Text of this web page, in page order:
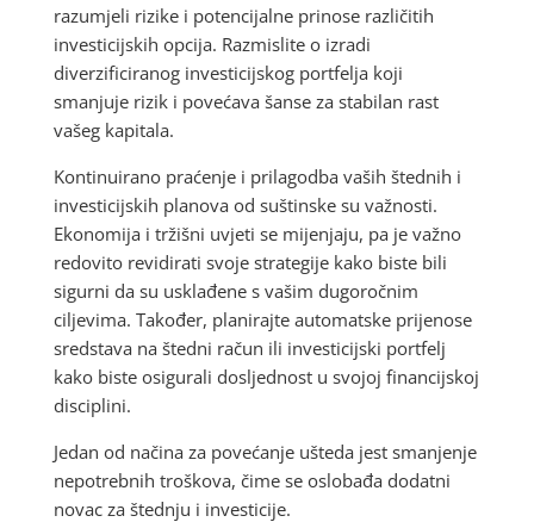
razumjeli rizike i potencijalne prinose različitih
investicijskih opcija. Razmislite o izradi
diverzificiranog investicijskog portfelja koji
smanjuje rizik i povećava šanse za stabilan rast
vašeg kapitala.
Kontinuirano praćenje i prilagodba vaših štednih i
investicijskih planova od suštinske su važnosti.
Ekonomija i tržišni uvjeti se mijenjaju, pa je važno
redovito revidirati svoje strategije kako biste bili
sigurni da su usklađene s vašim dugoročnim
ciljevima. Također, planirajte automatske prijenose
sredstava na štedni račun ili investicijski portfelj
kako biste osigurali dosljednost u svojoj financijskoj
disciplini.
Jedan od načina za povećanje ušteda jest smanjenje
nepotrebnih troškova, čime se oslobađa dodatni
novac za štednju i investicije.